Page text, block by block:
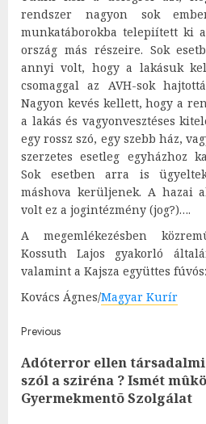
rendszer nagyon sok
munkatáborokba telepiített ki
ország más részeire. Sok
annyi volt, hogy a lakásuk
csomaggal az AVH-sok
Nagyon kevés kellett, hogy a
a lakás és vagyonvesztéses
egy rossz szó, egy szebb ház,
szerzetes esetleg egyházhoz
Sok esetben arra is
máshova kerüljenek. A hazai
volt ez a jogintézmény (jog?)….
A megemlékezésben
Kossuth Lajos gyakorló
valamint a Kajsza együttes
Kovács Ágnes/Magyar Kurír
Post
navigation
Previous
Adóterror ellen társadalmi
szól a sziréna ? Ismét
Gyermekmentõ Szolgálat